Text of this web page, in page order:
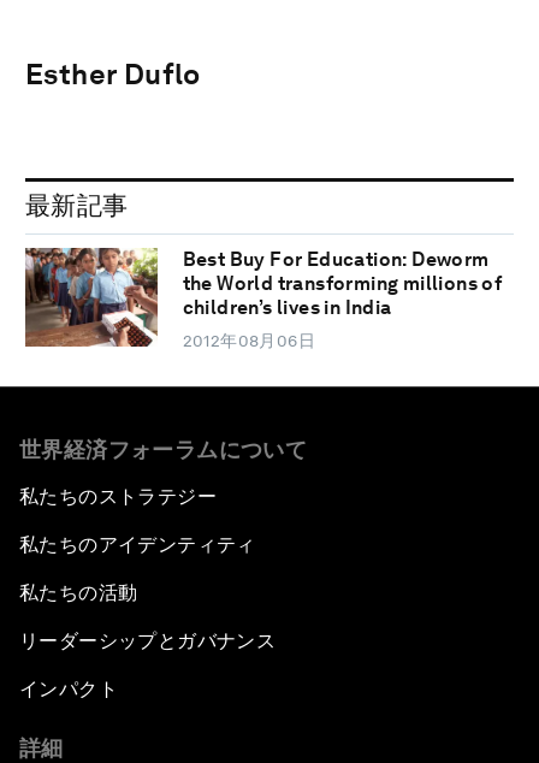
Esther Duflo
最新記事
Best Buy For Education: Deworm
the World transforming millions of
children’s lives in India
2012年08月06日
世界経済フォーラムについて
私たちのストラテジー
私たちのアイデンティティ
私たちの活動
リーダーシップとガバナンス
インパクト
詳細